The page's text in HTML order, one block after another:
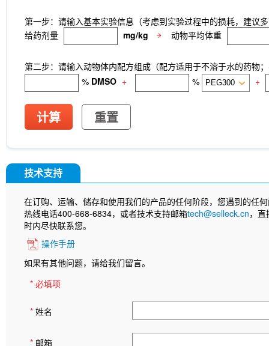
[N13F4]
dTRIM24 A-484954 Rupintrivir
CTR1 Antibody (Rabbit mAb) [A18L7]
FITC
Netrin 1 Antibody (Rabbit mAb) [B4C16]
第一步：请输入基本实验信息（考虑到实验过程中的损耗，建议
给药剂量
mg/kg 动物平均体重
第二步：请输入动物体内配方组成（配方适用于不溶于水的药物
% DMSO + % +
计算 重置
技术支持
在订购、运输、储存和使用我们的产品的任何阶段，您遇到的任
热线电话400-668-6834，或者技术支持邮箱tech@selleck.cn，
时内尽快联系您。
操作手册
如果有其他问题，请给我们留言。
* 必填项
* 姓名
* 邮箱